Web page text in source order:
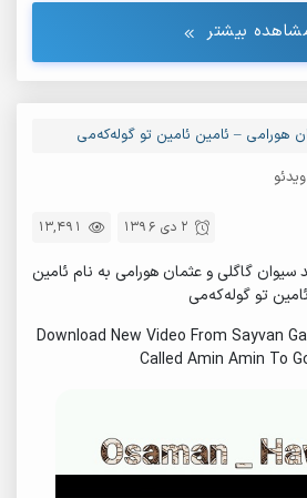
بیشتر
هورامی – ئامین ئامین تو گوله‌که‌می
13,491 2 دی 1396
سیوان گاگلی و عثمان هورامی به نام ئامین
ئامین تو گوله‌که‌می
Download New Video From Sayvan
Called Amin Amin To